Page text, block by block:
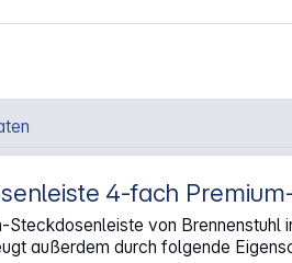
Steckdosenleiste 4-Fach
4-fach
von Brennenstuhl
außerdem durch folgende